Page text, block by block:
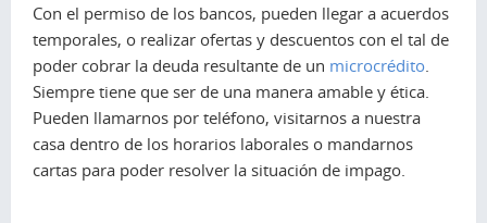
Con el permiso de los bancos, pueden llegar a acuerdos
temporales, o realizar ofertas y descuentos con el tal de
poder cobrar la deuda resultante de un microcrédito
Siempre tiene que ser de una manera amable y ética.
Pueden llamarnos por teléfono, visitarnos a nuestra
casa dentro de los horarios laborales o mandarnos
cartas para poder resolver la situación de impago.